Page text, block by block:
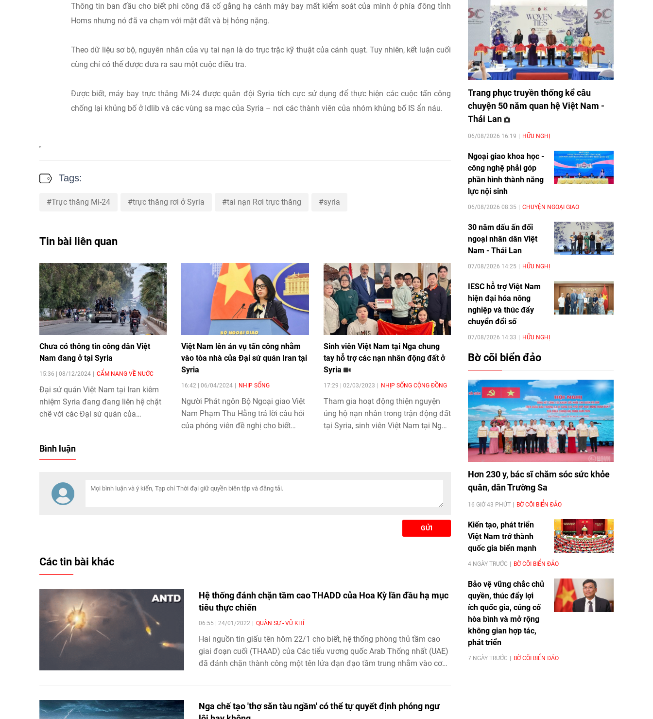
Thông tin ban đầu cho biết phi công đã cố gắng hạ cánh máy bay mất kiểm soát của mình ở phía đông tỉnh
Homs nhưng nó đã va chạm với mặt đất và bị hỏng nặng.
Theo dữ liệu sơ bộ, nguyên nhân của vụ tai nạn là do trục trặc kỹ thuật của cánh quạt. Tuy nhiên, kết luận cuối
cùng chỉ có thể được đưa ra sau một cuộc điều tra.
Được biết, máy bay trực thăng Mi-24 được quân đội Syria tích cực sử dụng để thực hiện các cuộc tấn công
chống lại khủng bố ở Idlib và các vùng sa mạc của Syria – nơi các thành viên của nhóm khủng bố IS ẩn náu.
Tags:
Trực thăng Mi-24 trực thăng rơi ở Syria tai nạn Rơi trực thăng syria
Tin bài liên quan
Chưa có thông tin công dân Việt
Nam đang ở tại Syria
15:36 | 08/12/2024 CẨM NANG VỀ NƯỚC
Đại sứ quán Việt Nam tại Iran kiêm
nhiệm Syria đang đang liên hệ chặt
chẽ với các Đại sứ quán của
Việt Nam lên án vụ tấn công nhằm
vào tòa nhà của Đại sứ quán Iran tại
Syria
16:42 | 06/04/2024 NHỊP SỐNG
Người Phát ngôn Bộ Ngoại giao Việt
Nam Phạm Thu Hằng trả lời câu hỏi
của phóng viên đề nghị cho biết
Sinh viên Việt Nam tại Nga chung
tay hỗ trợ các nạn nhân động đất ở
Syria
17:29 | 02/03/2023 NHỊP SỐNG CỘNG ĐỒNG
Tham gia hoạt động thiện nguyện
ủng hộ nạn nhân trong trận động đất
tại Syria, sinh viên Việt Nam tại Nga
Bình luận
GỬI
Các tin bài khác
Hệ thống đánh chặn tầm cao THADD của Hoa Kỳ lần đầu hạ mục
tiêu thực chiến
06:55 | 24/01/2022 QUÂN SỰ - VŨ KHÍ
Hai nguồn tin giấu tên hôm 22/1 cho biết, hệ thống phòng thủ tầm cao
giai đoạn cuối (THAAD) của Các tiểu vương quốc Arab Thống nhất (UAE)
đã đánh chặn thành công một tên lửa đạn đạo tầm trung nhằm vào cơ
Nga chế tạo 'thợ săn tàu ngầm' có thể tự quyết định phóng ngư
Trang phục truyền thống kể câu
chuyện 50 năm quan hệ Việt Nam -
Thái Lan
06/08/2026 16:19 HỮU NGHỊ
Ngoại giao khoa học -
công nghệ phải góp
phần hình thành năng
lực nội sinh
06/08/2026 08:35 CHUYỆN NGOẠI GIAO
30 năm dấu ấn đối
ngoại nhân dân Việt
Nam - Thái Lan
07/08/2026 14:25 HỮU NGHỊ
IESC hỗ trợ Việt Nam
hiện đại hóa nông
nghiệp và thúc đẩy
chuyển đổi số
07/08/2026 14:33 HỮU NGHỊ
Bờ cõi biển đảo
Hơn 230 y, bác sĩ chăm sóc sức khỏe
quân, dân Trường Sa
16 GIỜ 43 PHÚT BỜ CÕI BIỂN ĐẢO
Kiến tạo, phát triển
Việt Nam trở thành
quốc gia biển mạnh
4 NGÀY TRƯỚC BỜ CÕI BIỂN ĐẢO
Bảo vệ vững chắc chủ
quyền, thúc đẩy lợi
ích quốc gia, củng cố
hòa bình và mở rộng
không gian hợp tác,
phát triển
7 NGÀY TRƯỚC BỜ CÕI BIỂN ĐẢO